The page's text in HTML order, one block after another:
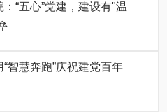
“五心”党建，建设有"温
智慧奔跑”庆祝建党百年